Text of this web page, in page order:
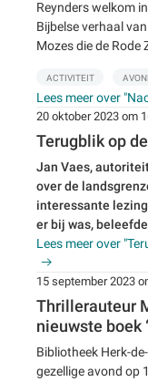
Reynders welkom
Bijbelse verhaal
Mozes die de Rode
ACTIVITEIT
Lees meer over
20 oktober 2023 om
Terugblik op
Jan Vaes,
over de
interessante
er bij was,
Lees meer over
15 september 2023
Thrillerauteur
nieuwste boek
Bibliotheek Herk-
gezellige avond op